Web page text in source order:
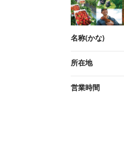
名称(かな)
所在地
営業時間